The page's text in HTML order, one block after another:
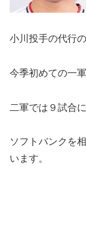
小川投手の代行
今季初めての一軍
二軍では９試合
ソフトバンクを
います。